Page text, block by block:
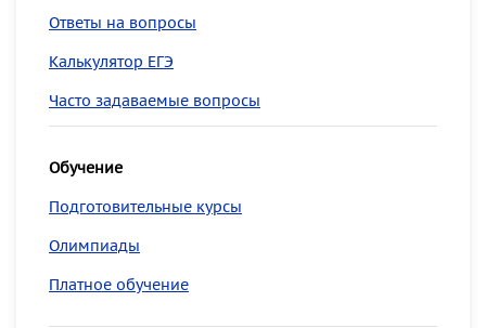
Ответы на вопросы
Калькулятор ЕГЭ
Часто задаваемые вопросы
Обучение
Подготовительные курсы
Олимпиады
Платное обучение